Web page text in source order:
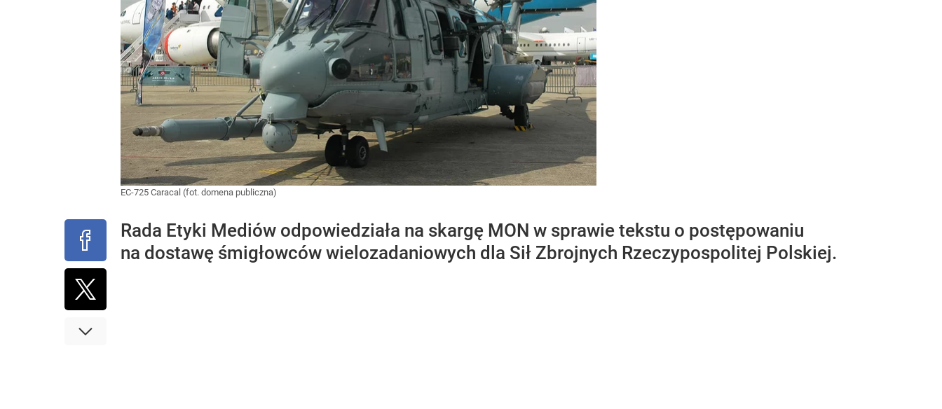
EC-725 Caracal (fot. domena publiczna)
Rada Etyki Mediów odpowiedziała na skargę MON w sprawie tekstu o postępowaniu
na dostawę śmigłowców wielozadaniowych dla Sił Zbrojnych Rzeczypospolitej Polskiej.